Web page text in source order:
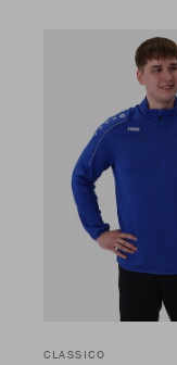
CLASSICO